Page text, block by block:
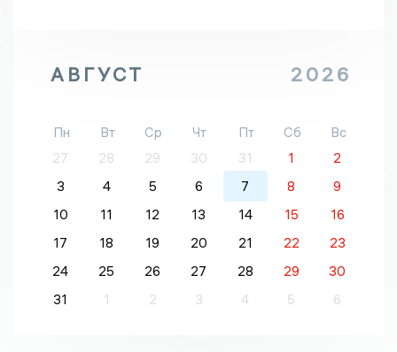
АВГУСТ 2026
Пн Вт Ср Чт Пт Сб
Вс
27
28 29 30 31 1
2
3
4 5 6 7 8
9
10
11 12 13 14 15
16
17
18 19 20 21 22
23
24
25 26 27 28 29
30
31
1 2 3 4 5 6